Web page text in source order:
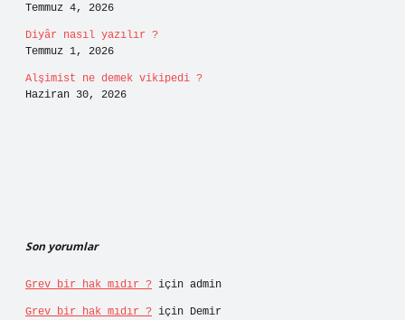
Temmuz 4, 2026
Diyâr nasıl yazılır ?
Temmuz 1, 2026
Alşimist ne demek vikipedi ?
Haziran 30, 2026
Son yorumlar
Grev bir hak mıdır ? için admin
Grev bir hak mıdır ? için Demir